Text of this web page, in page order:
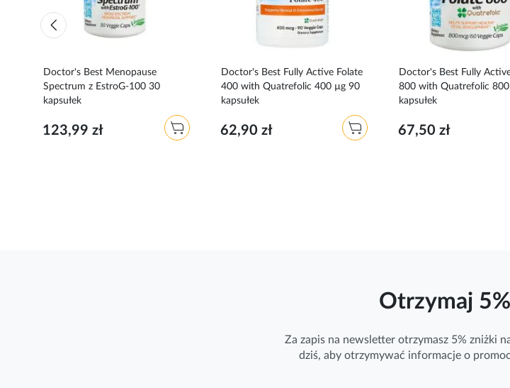
Doctor's Best Menopause
Spectrum z EstroG-100 30
kapsułek
123,99 zł
Doctor's Best Fully Active Folate
400 with Quatrefolic 400 µg 90
kapsułek
62,90 zł
Doctor's Best Fully
800 with Quatrefolic
kapsułek
67,50 zł
Otrzymaj
Za zapis na newsletter otrzymasz 5% zniżki
dziś, aby otrzymywać informacje o